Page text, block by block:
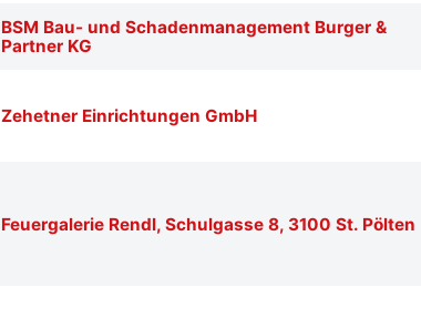
BSM Bau- und Schadenmanagement Burger &
Partner KG
Zehetner Einrichtungen GmbH
Feuergalerie Rendl, Schulgasse 8, 3100 St. Pölten